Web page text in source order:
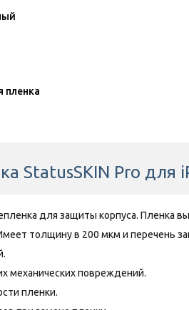
пленка
StatusSKIN Pro для
для защиты корпуса. Пленка
толщину в 200 мкм и перечень
механических повреждений.
пленки.